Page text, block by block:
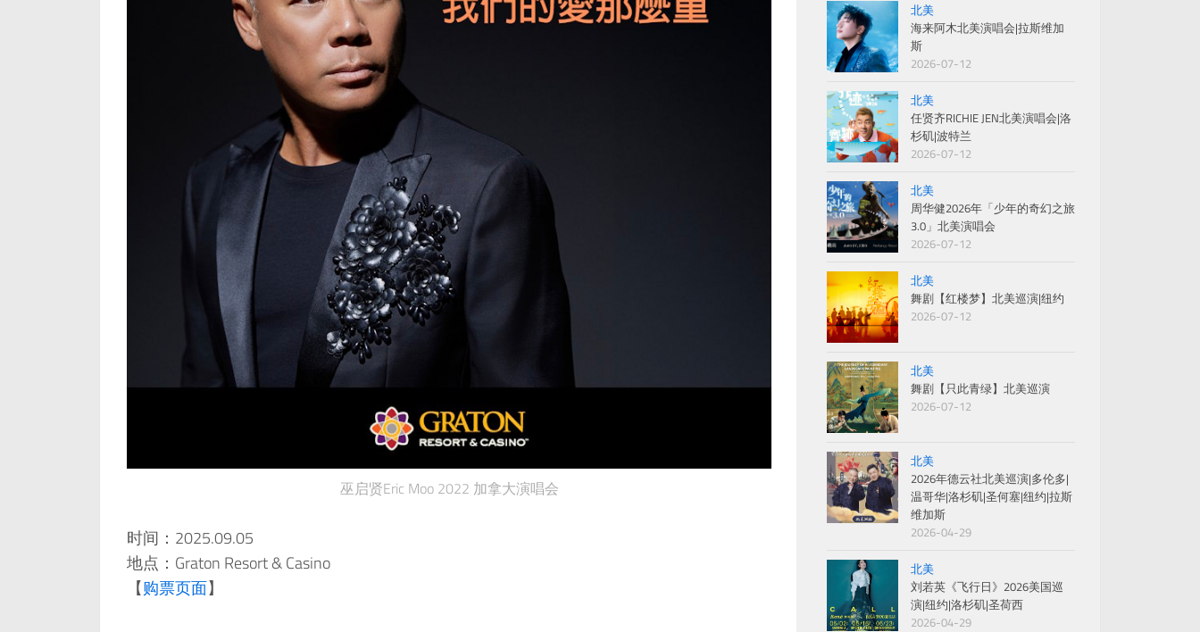
巫启贤Eric Moo 2022 加拿大演唱会
时间：2025.09.05
地点：Graton Resort & Casino
【购票页面】
北美
海来阿木北美演唱会|拉斯维加
斯
2026-07-12
北美
任贤齐RICHIE JEN北美演唱会|洛
杉矶|波特兰
2026-07-12
北美
周华健2026年「少年的奇幻之旅
3.0」北美演唱会
2026-07-12
北美
舞剧【红楼梦】北美巡演|纽约
2026-07-12
北美
舞剧【只此青绿】北美巡演
2026-07-12
北美
2026年德云社北美巡演|多伦多|
温哥华|洛杉矶|圣何塞|纽约|拉斯
维加斯
2026-04-29
北美
刘若英《飞行日》2026美国巡
演|纽约|洛杉矶|圣荷西
2026-04-29